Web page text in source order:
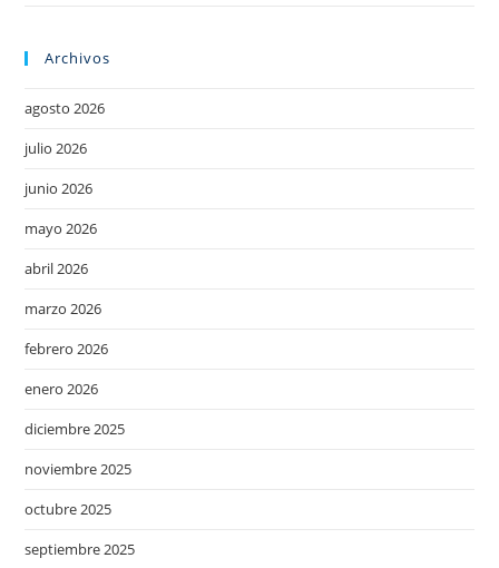
Archivos
agosto 2026
julio 2026
junio 2026
mayo 2026
abril 2026
marzo 2026
febrero 2026
enero 2026
diciembre 2025
noviembre 2025
octubre 2025
septiembre 2025